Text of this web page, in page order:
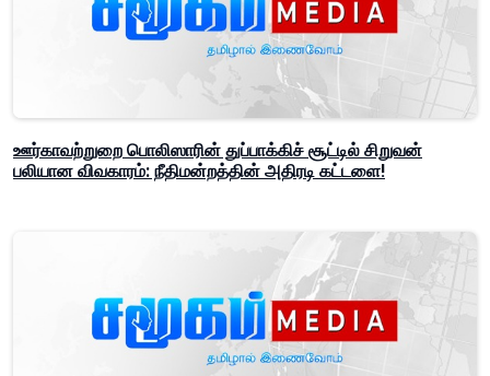
ஊர்காவற்றுறை பொலிஸாரின் துப்பாக்கிச் சூட்டில் சிறுவன்
பலியான விவகாரம்: நீதிமன்றத்தின் அதிரடி கட்டளை!